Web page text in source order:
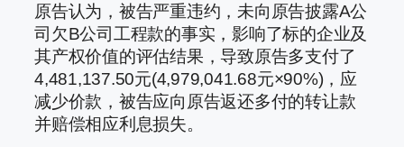
原告认为，被告严重违约，未向原告披露A公
司欠B公司工程款的事实，影响了标的企业及
其产权价值的评估结果，导致原告多支付了
4,481,137.50元(4,979,041.68元×90%)，应
减少价款，被告应向原告返还多付的转让款
并赔偿相应利息损失。